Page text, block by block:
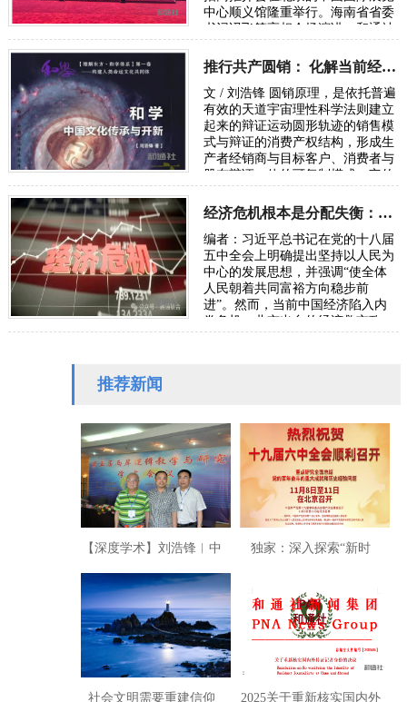
中心顺义馆隆重举行。海南省省委
书记冯飞等亮相会场演讲，和通社
社长习尚野受邀出席了会议。 据了
解，这…
推行共产圆销： 化解当前经济内卷危机走向共同富裕的必由之路
文 / 刘浩锋 圆销原理，是依托普遍
有效的天道宇宙理性科学法则建立
起来的辩证运动圆形轨迹的销售模
式与辩证的消费产权结构，形成生
产者经销商与目标客户、消费者与
股东辩证一体的可复制模式。它的
结构是太极图原理。 一、共产圆销
概述 …
经济危机根本是分配失衡：要警惕分化导致系统崩溃中断民族复兴征程
编者：习近平总书记在党的十八届
五中全会上明确提出坚持以人民为
中心的发展思想，并强调“使全体
人民朝着共同富裕方向稳步前
进”。然而，当前中国经济陷入内
卷危机，北京出台的经济救市政
策，降息、印钞、基建刺激、救助
推荐新闻
【深度学术】刘浩锋︱中
国逻辑与中国梦
独家：深入探索“新时
议的思想体会
社会文明需要重建信仰 2025关于重新核实国内外